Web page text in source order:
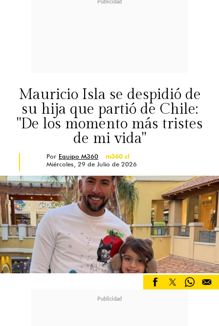
Mauricio Isla se despidió de
su hija que partió de Chile:
"De los momento más tristes
de mi vida"
Por Equipo M360
m360.cl
Miércoles, 29 de Julio de 2026